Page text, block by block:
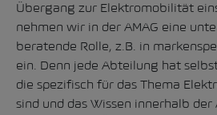
Übergang zur Elektromobilität
nehmen wir in der AMAG eine
beratende Rolle, z.B. in
ein. Denn jede Abteilung hat
die spezifisch für das Thema
sind und das Wissen innerhalb